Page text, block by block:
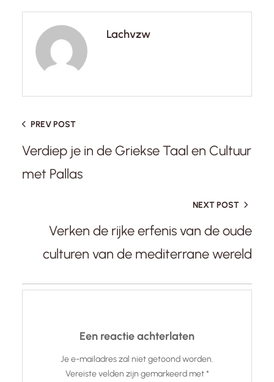
Lachvzw
PREV POST
Verdiep je in de Griekse Taal en Cultuur
met Pallas
NEXT POST
Verken de rijke erfenis van de oude
culturen van de mediterrane wereld
Een reactie achterlaten
Je e-mailadres zal niet getoond worden.
Vereiste velden zijn gemarkeerd met*